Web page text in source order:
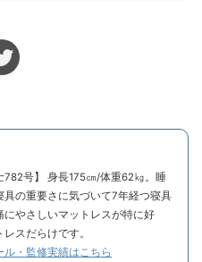
782号】 身長175㎝/体重62㎏。睡
具の重要さに気づいて7年経つ寝具
にやさしいマットレスが特に好
スだらけです。
・監修実績はこちら